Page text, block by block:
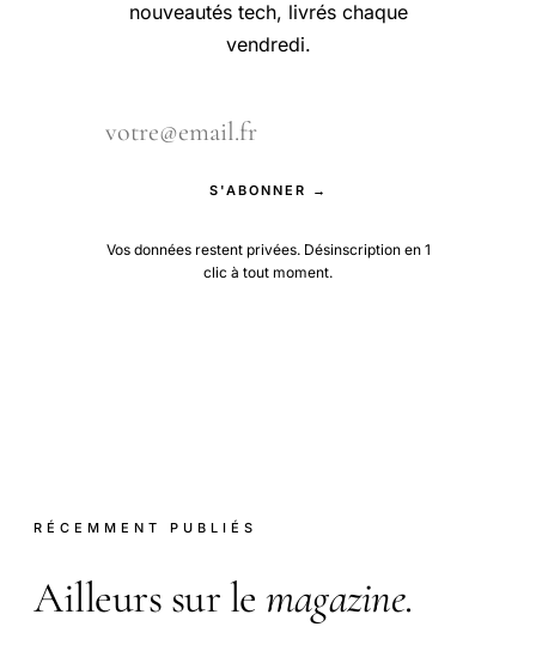
nouveautés tech, livrés chaque
vendredi.
S'ABONNER →
Vos données restent privées. Désinscription en 1
clic à tout moment.
RÉCEMMENT PUBLIÉS
Ailleurs sur le magazine.